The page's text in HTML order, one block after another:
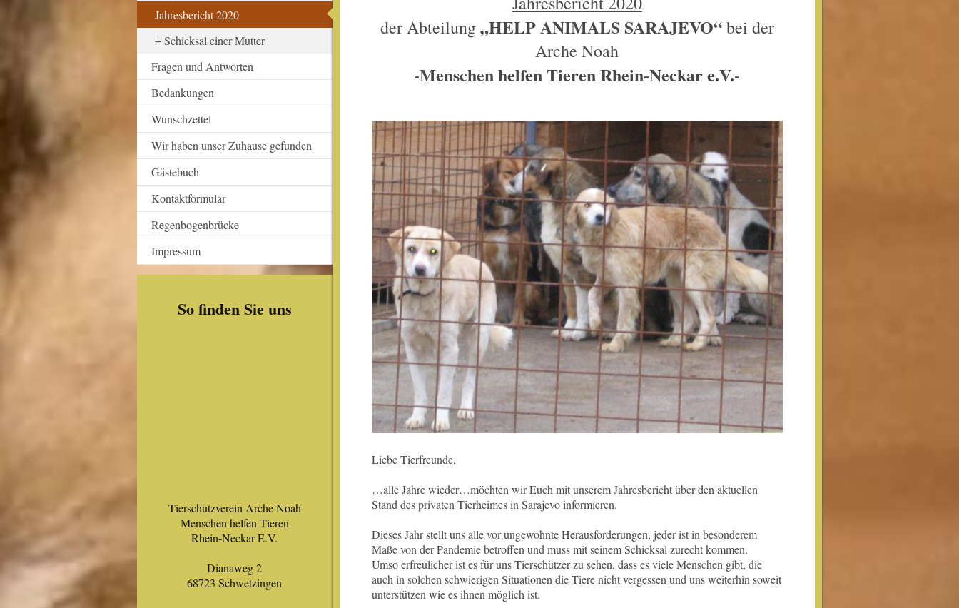
der Abteilung„HELP ANIMALS SARAJEVO“bei der
Arche Noah
-Menschen helfen Tieren Rhein-Neckar e.V.-
Liebe Tierfreunde,
…alle Jahre wieder…möchten wir Euch mit unserem Jahresbericht über den aktuellen
Stand des privaten Tierheimes in Sarajevo informieren.
Dieses Jahr stellt uns alle vor ungewohnte Herausforderungen, jeder ist in besonderem
Maße von der Pandemie betroffen und muss mit seinem Schicksal zurecht kommen.
Umso erfreulicher ist es für uns Tierschützer zu sehen, dass es viele Menschen gibt, die
auch in solchen schwierigen Situationen die Tiere nicht vergessen und uns weiterhin soweit
unterstützen wie es ihnen möglich ist.
Jahresbericht 2020
Schicksal einer Mutter
Fragen und Antworten
Bedankungen
Wunschzettel
Wir haben unser Zuhause gefunden
Gästebuch
Kontaktformular
Regenbogenbrücke
Impressum
So finden Sie uns
Tierschutzverein Arche Noah
Menschen helfen Tieren
Rhein-Neckar E.V.
Dianaweg 2
68723 Schwetzingen